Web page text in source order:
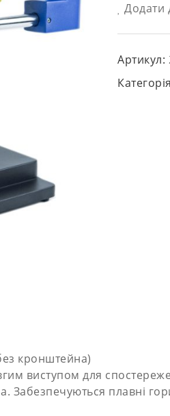
Додати
Артикул:
кронштейна)
виступом для
плавні